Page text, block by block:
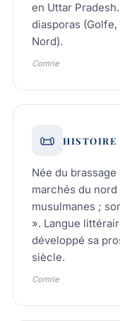
en Uttar
diasporas
Nord).
Comrie
📜 HISTOIRE
Née du
marchés du nord
musulmanes ;
». Langue
développé sa
siècle.
Comrie